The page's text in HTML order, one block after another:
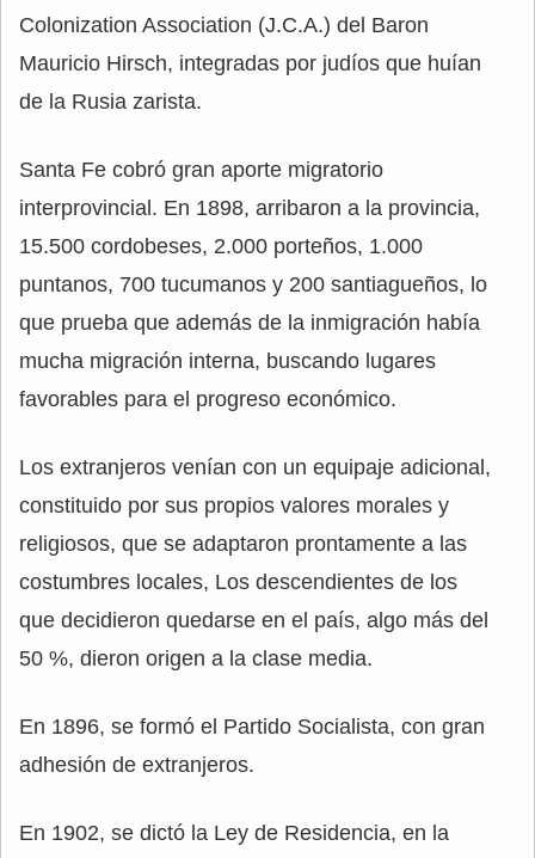
Colonization Association (J.C.A.) del Baron
Mauricio Hirsch, integradas por judíos que huían
de la Rusia zarista.
Santa Fe cobró gran aporte migratorio
interprovincial. En 1898, arribaron a la provincia,
15.500 cordobeses, 2.000 porteños, 1.000
puntanos, 700 tucumanos y 200 santiagueños, lo
que prueba que además de la inmigración había
mucha migración interna, buscando lugares
favorables para el progreso económico.
Los extranjeros venían con un equipaje adicional,
constituido por sus propios valores morales y
religiosos, que se adaptaron prontamente a las
costumbres locales, Los descendientes de los
que decidieron quedarse en el país, algo más del
50 %, dieron origen a la clase media.
En 1896, se formó el Partido Socialista, con gran
adhesión de extranjeros.
En 1902, se dictó la Ley de Residencia, en la